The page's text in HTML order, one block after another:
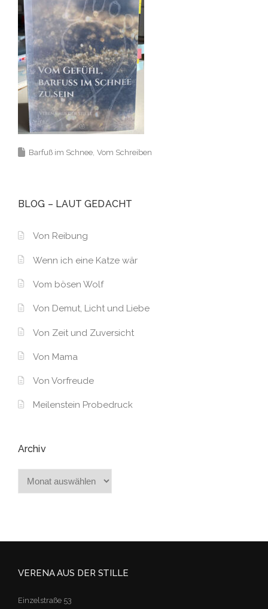
Barfuß im Schnee Vom Schreiben
BLOG – LAUT GEDACHT
Von Reibung
Wenn ich eine Katze wär
Vom bösen Wolf
Von Demut, Licht und Liebe
Von Zeit und Zuversicht
Von Mama
Von Vorfreude
Meilenstein Probedruck
Archiv
Archiv
VERENA AUS DER STILLE
Einzelstraße 53